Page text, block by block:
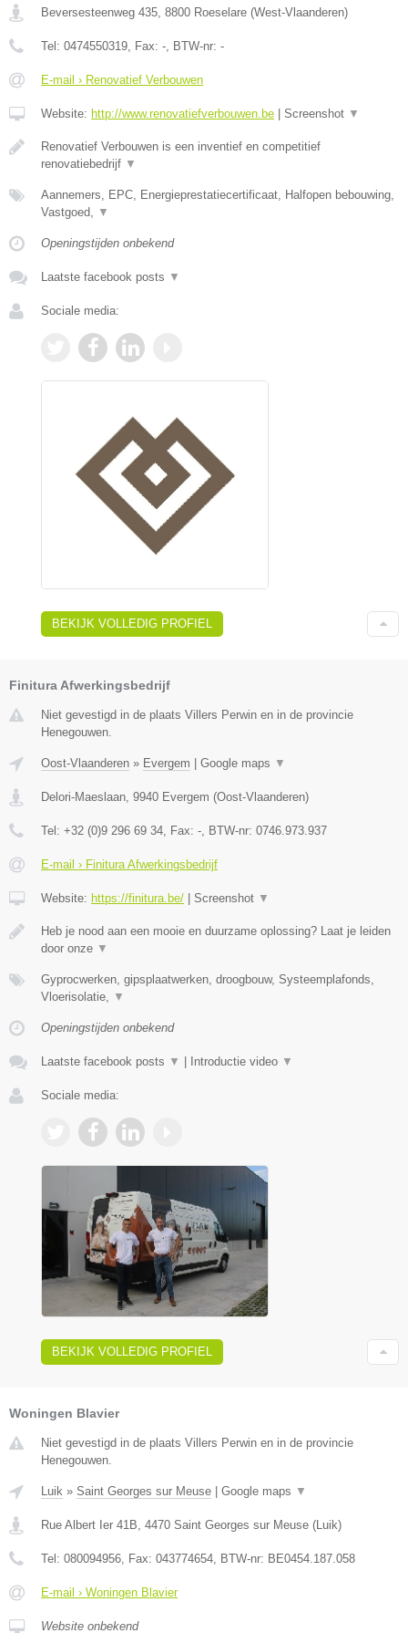
Beversesteenweg 435, 8800 Roeselare (West-Vlaanderen)
Tel: 0474550319, Fax: -, BTW-nr: -
E-mail › Renovatief Verbouwen
Website: http://www.renovatiefverbouwen.be Screenshot ▼
Renovatief Verbouwen is een inventief en competitief
renovatiebedrijf ▼
Aannemers, EPC, Energieprestatiecertificaat, Halfopen bebouwing,
Vastgoed, ▼
Openingstijden onbekend
Laatste facebook posts ▼
Sociale media:
BEKIJK VOLLEDIG PROFIEL
Finitura Afwerkingsbedrijf
Niet gevestigd in de plaats Villers Perwin en in de provincie
Henegouwen.
Oost-Vlaanderen » Evergem Google maps ▼
Delori-Maeslaan, 9940 Evergem (Oost-Vlaanderen)
Tel: +32 (0)9 296 69 34, Fax: -, BTW-nr: 0746.973.937
E-mail › Finitura Afwerkingsbedrijf
Website: https://finitura.be/ Screenshot ▼
Heb je nood aan een mooie en duurzame oplossing? Laat je leiden
door onze ▼
Gyprocwerken, gipsplaatwerken, droogbouw, Systeemplafonds,
Vloerisolatie, ▼
Openingstijden onbekend
Laatste facebook posts ▼ Introductie video ▼
Sociale media:
BEKIJK VOLLEDIG PROFIEL
Woningen Blavier
Niet gevestigd in de plaats Villers Perwin en in de provincie
Henegouwen.
Luik » Saint Georges sur Meuse Google maps ▼
Rue Albert Ier 41B, 4470 Saint Georges sur Meuse (Luik)
Tel: 080094956, Fax: 043774654, BTW-nr: BE0454.187.058
E-mail › Woningen Blavier
Website onbekend